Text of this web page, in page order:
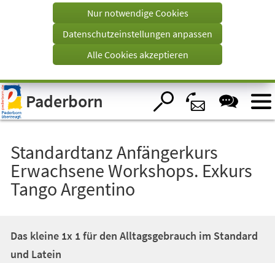
Visuelle
Assistenzsoftware
öffnen.
einem
Tab)
Nur notwendige Cookies
Datenschutzeinstellungen anpassen
Alle Cookies akzeptieren
Paderborn
Standardtanz Anfängerkurs
Erwachsene Workshops. Exkurs
Tango Argentino
Das kleine 1x 1 für den Alltagsgebrauch im Standard
und Latein